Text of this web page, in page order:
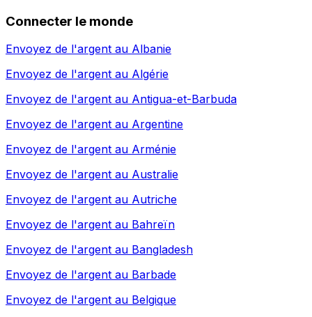
Connecter le monde
Envoyez de l'argent au Albanie
Envoyez de l'argent au Algérie
Envoyez de l'argent au Antigua-et-Barbuda
Envoyez de l'argent au Argentine
Envoyez de l'argent au Arménie
Envoyez de l'argent au Australie
Envoyez de l'argent au Autriche
Envoyez de l'argent au Bahreïn
Envoyez de l'argent au Bangladesh
Envoyez de l'argent au Barbade
Envoyez de l'argent au Belgique